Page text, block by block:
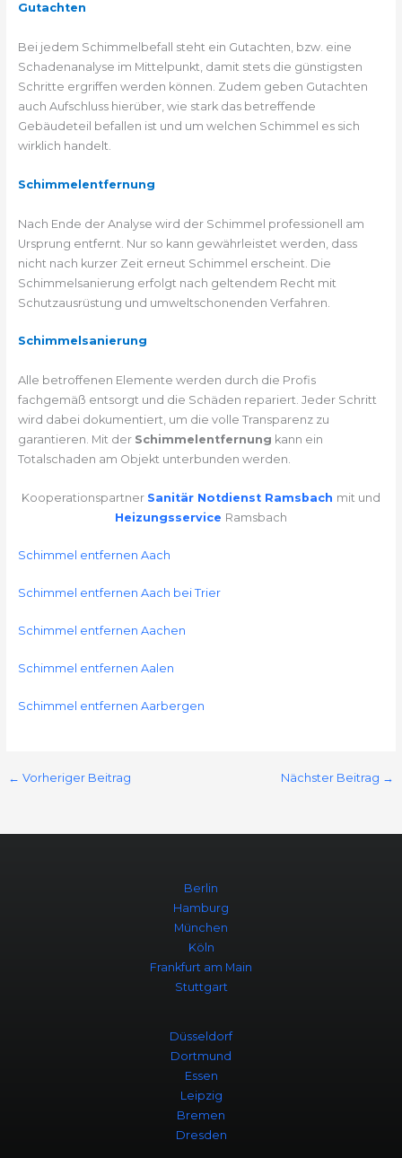
Gutachten
Bei jedem Schimmelbefall steht ein Gutachten, bzw. eine
Schadenanalyse im Mittelpunkt, damit stets die günstigsten
Schritte ergriffen werden können. Zudem geben Gutachten
auch Aufschluss hierüber, wie stark das betreffende
Gebäudeteil befallen ist und um welchen Schimmel es sich
wirklich handelt.
Schimmelentfernung
Nach Ende der Analyse wird der Schimmel professionell am
Ursprung entfernt. Nur so kann gewährleistet werden, dass
nicht nach kurzer Zeit erneut Schimmel erscheint. Die
Schimmelsanierung erfolgt nach geltendem Recht mit
Schutzausrüstung und umweltschonenden Verfahren.
Schimmelsanierung
Alle betroffenen Elemente werden durch die Profis
fachgemäß entsorgt und die Schäden repariert. Jeder Schritt
wird dabei dokumentiert, um die volle Transparenz zu
garantieren. Mit der Schimmelentfernung kann ein
Totalschaden am Objekt unterbunden werden.
Kooperationspartner Sanitär Notdienst Ramsbach mit und
Heizungsservice Ramsbach
Schimmel entfernen Aach
Schimmel entfernen Aach bei Trier
Schimmel entfernen Aachen
Schimmel entfernen Aalen
Schimmel entfernen Aarbergen
← Vorheriger Beitrag Nächster Beitrag →
Berlin
Hamburg
München
Köln
Frankfurt am Main
Stuttgart
Düsseldorf
Dortmund
Essen
Leipzig
Bremen
Dresden